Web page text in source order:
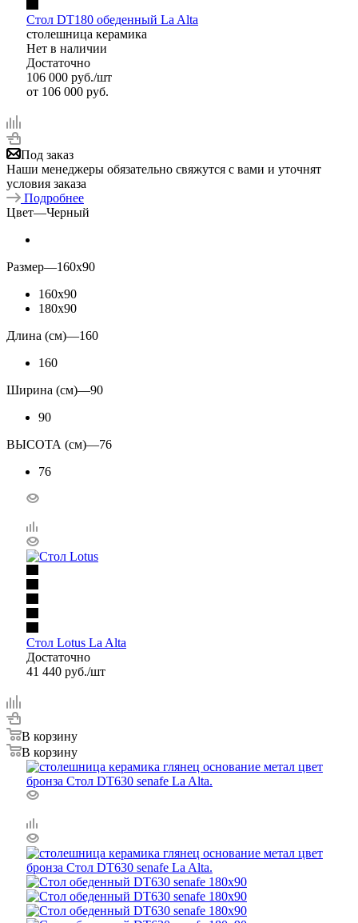
Cтол DT180 обеденный La Alta
столешница керамика
Нет в наличии
Достаточно
106 000 руб./шт
от 106 000 руб.
Под заказ
Наши менеджеры обязательно свяжутся с вами и уточнят
условия заказа
Подробнее
Цвет—Черный
Размер—160x90
160x90
180x90
Длина (см)—160
160
Ширина (см)—90
90
ВЫСОТА (см)—76
76
Стол Lotus La Alta
Достаточно
41 440 руб./шт
В корзину
В корзину